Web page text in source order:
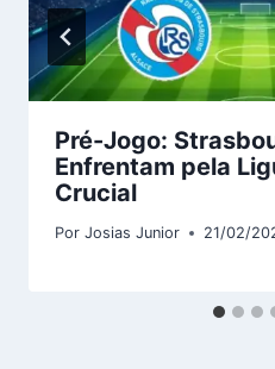
Pré-Jogo:
Enfrentam pela
Crucial
Por Josias Junior 21/02/